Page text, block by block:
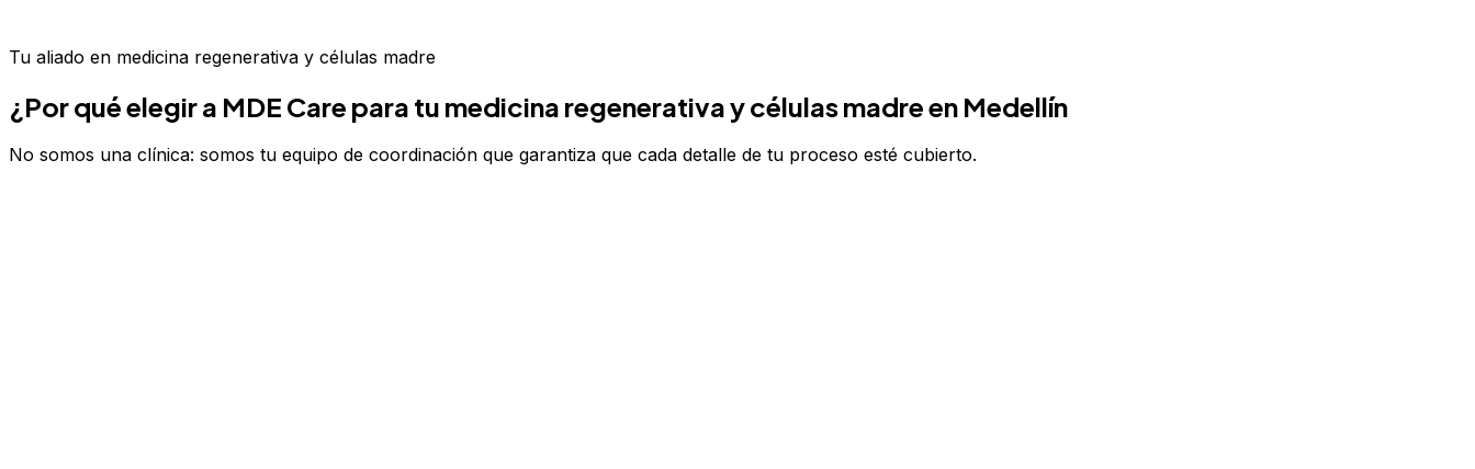
Tu aliado en medicina regenerativa y células madre
¿Por qué elegir a MDE Care para tu medicina regenerativa y células madreen Medellín
No somos una clínica: somos tu equipo de coordinación que garantiza que cada detalle de tu proceso esté cubierto.